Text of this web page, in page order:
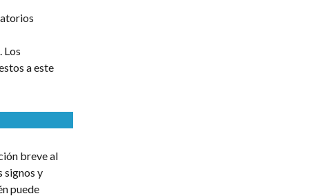
Los
a este
breve al
signos y
puede